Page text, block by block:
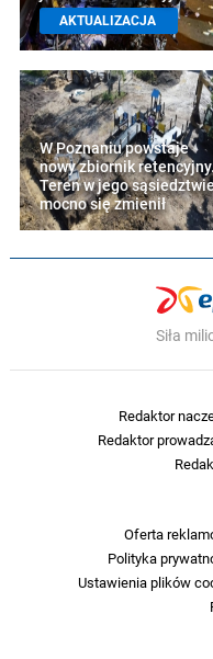
AKTUALIZACJA
W Poznaniu powstaje
nowy zbiornik retencyjny.
Teren w jego
mocno się zmienił
Siła
Oferta
Polityka
Ustawienia plików
Redaktor
Redaktor